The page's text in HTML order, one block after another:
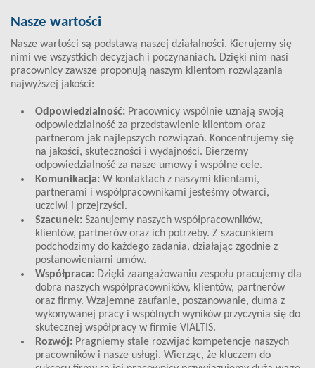
Nasze wartości
Nasze wartości są podstawą naszej działalności. Kierujemy się
nimi we wszystkich decyzjach i poczynaniach. Dzięki nim nasi
pracownicy zawsze proponują naszym klientom rozwiązania
najwyższej jakości:
Odpowiedzialność: Pracownicy wspólnie uznają swoją
odpowiedzialność za przedstawienie klientom oraz
partnerom jak najlepszych rozwiązań. Koncentrujemy się
na jakości, skuteczności i wydajności. Bierzemy
odpowiedzialność za nasze umowy i wspólne cele.
Komunikacja: W kontaktach z naszymi klientami,
partnerami i współpracownikami jesteśmy otwarci,
uczciwi i przejrzyści.
Szacunek: Szanujemy naszych współpracowników,
klientów, partnerów oraz ich potrzeby. Z szacunkiem
podchodzimy do każdego zadania, działając zgodnie z
postanowieniami umów.
Współpraca: Dzięki zaangażowaniu zespołu pracujemy dla
dobra naszych współpracowników, klientów, partnerów
oraz firmy. Wzajemne zaufanie, poszanowanie, duma z
wykonywanej pracy i wspólnych wyników przyczynia się do
skutecznej współpracy w firmie VIALTIS.
Rozwój: Pragniemy stale rozwijać kompetencje naszych
pracowników i nasze usługi. Wierząc, że kluczem do